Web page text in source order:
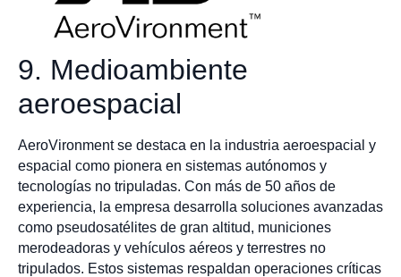
9. Medioambiente
aeroespacial
AeroVironment se destaca en la industria aeroespacial y
espacial como pionera en sistemas autónomos y
tecnologías no tripuladas. Con más de 50 años de
experiencia, la empresa desarrolla soluciones avanzadas
como pseudosatélites de gran altitud, municiones
merodeadoras y vehículos aéreos y terrestres no
tripulados. Estos sistemas respaldan operaciones críticas